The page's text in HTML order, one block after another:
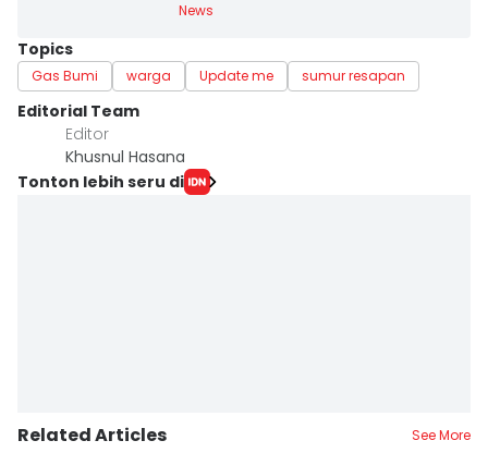
News
Topics
Gas Bumi warga Update me sumur resapan
Editorial Team
Editor
Khusnul Hasana
Tonton lebih seru di
Related Articles See More